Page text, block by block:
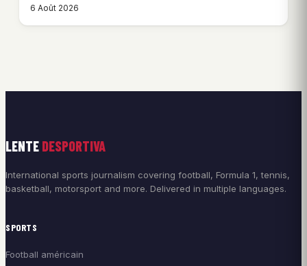
6 Août 2026
LENTE DESPORTIVA
International sports journalism covering football, Formula 1, tennis,
basketball, motorsport and more. Delivered in multiple languages.
SPORTS
Football américain